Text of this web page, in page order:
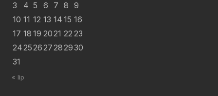
3
4 5 6 7 8 9
10 11 12 13 14 15 16
17 18 19 2021 22 23
24252627282930
31
« lip